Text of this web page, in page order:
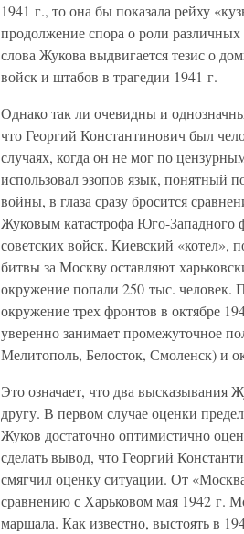
1941 г., то она бы показала рейху
продолжение спора о роли
слова Жукова выдвигается тезис о
войск и штабов в трагедии 1941 г.
Однако так ли очевидны и
что Георгий Константинович был
случаях, когда он не мог по
использовал эзопов язык, понятный
войны, в глаза сразу бросится
Жуковым катастрофа Юго-
советских войск. Киевский «котел»,
битвы за Москву оставляют
окружение попали 250 тыс.
окружение трех фронтов в октябре
уверенно занимает промежуточное
Мелитополь, Белосток, Смоленск) и
Это означает, что два высказывания
другу. В первом случае оценки
Жуков достаточно оптимистично
сделать вывод, что Георгий
смягчил оценку ситуации. От
сравнению с Харьковом мая 1942 г.
маршала. Как известно, выстоять в